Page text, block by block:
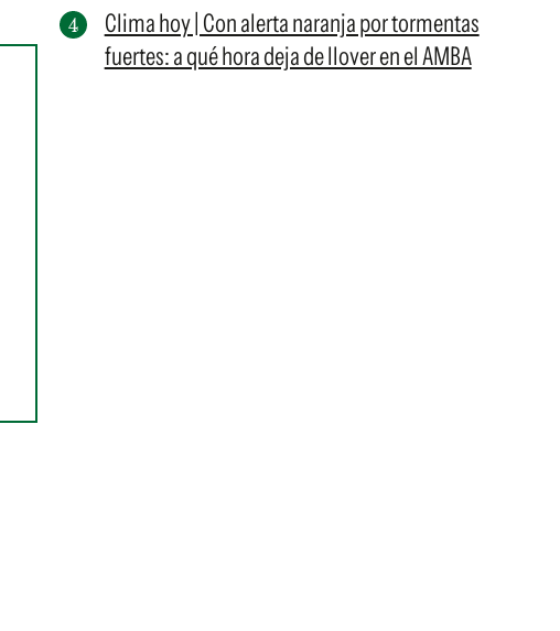
Clima hoy | Con alerta naranja por tormentas
fuertes: a qué hora deja de llover en el AMBA